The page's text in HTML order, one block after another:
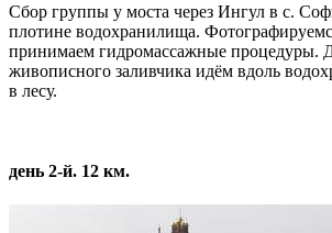
Сбор группы у моста через Ингул в с.
плотине водохранилища.
принимаем гидромассажные процедуры.
живописного заливчика идём вдоль
в лесу.
день 2-й. 12 км.